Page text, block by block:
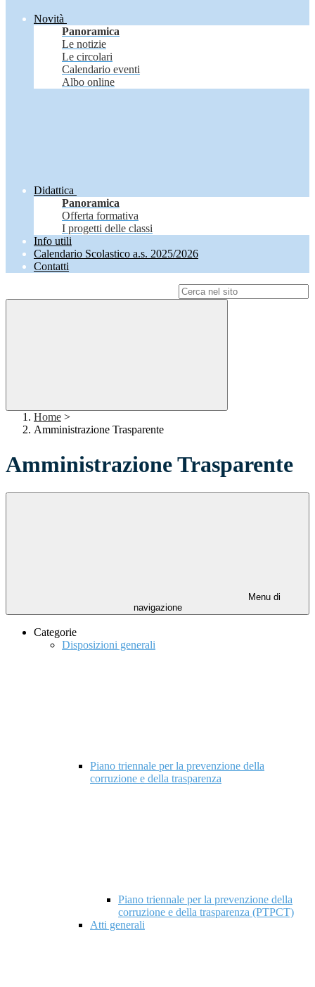
Novità
Panoramica
Le notizie
Le circolari
Calendario eventi
Albo online
Didattica
Panoramica
Offerta formativa
I progetti delle classi
Info utili
Calendario Scolastico a.s. 2025/2026
Contatti
Home >
Amministrazione Trasparente
Amministrazione Trasparente
Menu di
navigazione
Categorie
Disposizioni generali
Piano triennale per la prevenzione della
corruzione e della trasparenza
Piano triennale per la prevenzione della
corruzione e della trasparenza (PTPCT)
Atti generali